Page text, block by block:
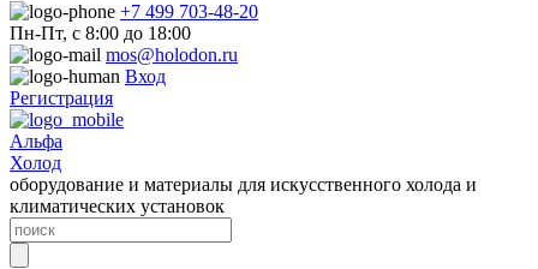
+7 499 703-48-20
Пн-Пт, с 8:00 до 18:00
mos@holodon.ru
Вход
Регистрация
Альфа
Холод
оборудование и материалы для искусственного холода и
климатических установок